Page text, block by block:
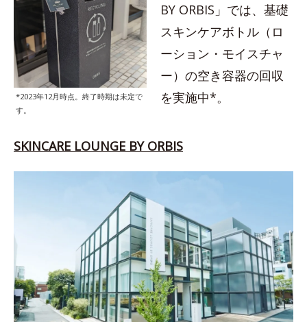
*2023年12月時点。終了時期は未定で
す。
BY ORBIS」では、基礎
スキンケアボトル（ロ
ーション・モイスチャ
ー）の空き容器の回収
を実施中*。
SKINCARE LOUNGE BY ORBIS